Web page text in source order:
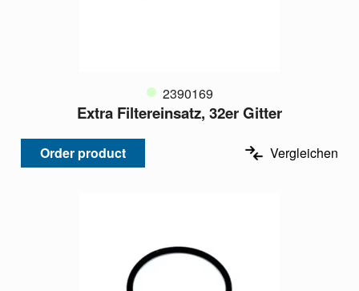
2390169
Extra Filtereinsatz, 32er Gitter
Order product Vergleichen